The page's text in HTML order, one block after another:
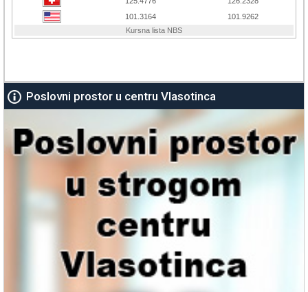
Poslovni prostor u centru Vlasotinca